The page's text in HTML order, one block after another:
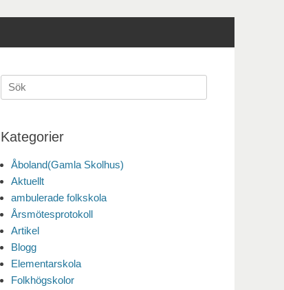
Sök
efter:
Kategorier
Åboland(Gamla Skolhus)
Aktuellt
ambulerade folkskola
Årsmötesprotokoll
Artikel
Blogg
Elementarskola
Folkhögskolor